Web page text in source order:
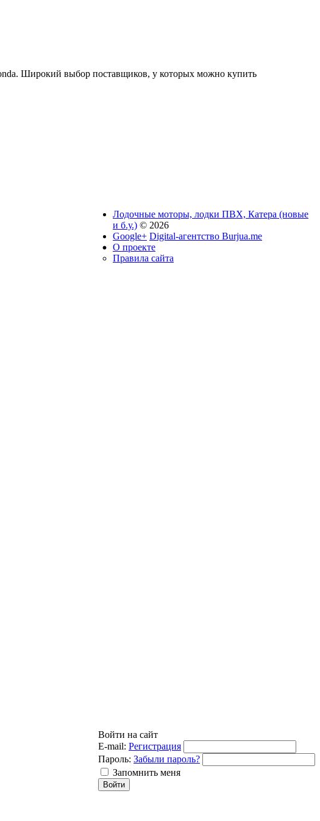
Широкий выбор поставщиков, у которых можно купить
Войти на сайт
E-mail: Регистрация
Пароль: Забыли пароль?
Запомнить меня
Лодочные моторы, лодки ПВХ, Катера (новые
и б.у.) © 2026
Google+ Digital-агентство Burjua.me
О проекте
Правила сайта